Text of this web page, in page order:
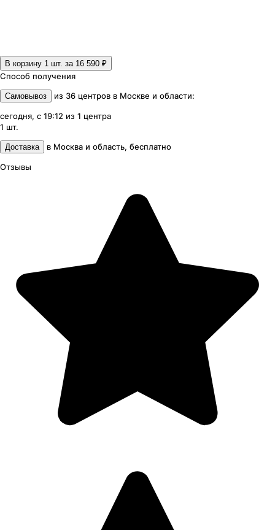
В корзину 1 шт. за 16 590 ₽
Способ получения
Самовывоз из 36 центров в Москве и области:
сегодня, с 19:12 из 1 центра
1 шт.
Доставка в Москва и область, бесплатно
Отзывы